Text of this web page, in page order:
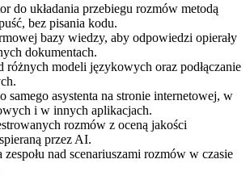
do układania przebiegu rozmów metodą
bez pisania kodu.
bazy wiedzy, aby odpowiedzi opierały
dokumentach.
różnych modeli językowych oraz podłączanie
samego asystenta na stronie internetowej, w
i w innych aplikacjach.
rozmów z oceną jakości
przez AI.
zespołu nad scenariuszami rozmów w czasie